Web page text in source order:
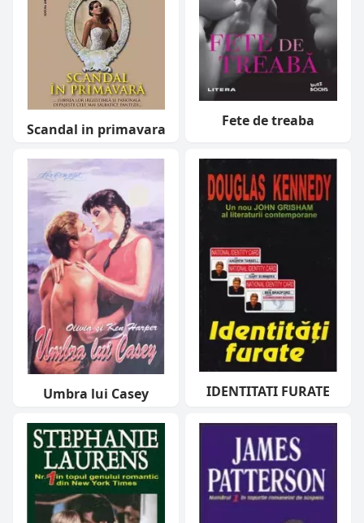
Scandal in primavara
Fete de treaba
Umbra lui Casey IDENTITATI FURATE